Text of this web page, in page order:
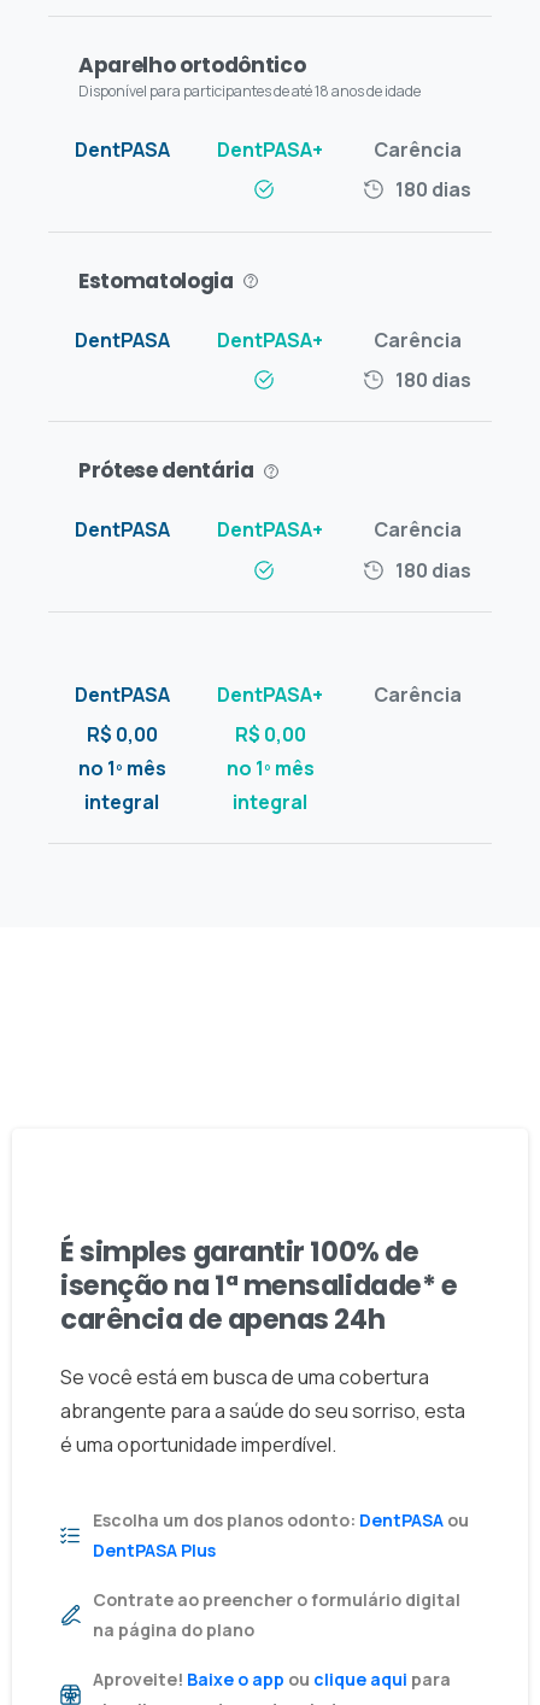
Aparelho ortodôntico
Disponível para participantes de até 18 anos de idade
180 dias
Estomatologia
180 dias
Prótese dentária
180 dias
R$ 0,00
no 1º mês
integral
R$ 0,00
no 1º mês
integral
É simples garantir 100% de
isenção na 1ª mensalidade* e
carência de apenas 24h
Se você está em busca de uma cobertura
abrangente para a saúde do seu sorriso, esta
é uma oportunidade imperdível.
Escolha um dos planos odonto: DentPASAou
DentPASA Plus
Contrate ao preencher o formulário digital
na página do plano
Aproveite! Baixe o app ou clique aqui para